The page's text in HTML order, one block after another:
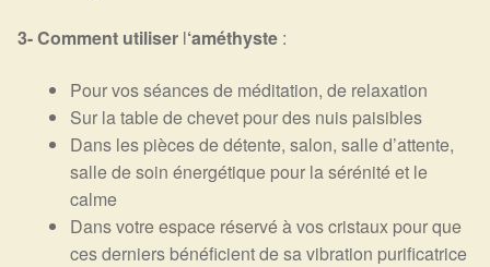
3- Comment utiliser l‘améthyste :
Pour vos séances de méditation, de relaxation
Sur la table de chevet pour des nuis paisibles
Dans les pièces de détente, salon, salle d’attente,
salle de soin énergétique pour la sérénité et le
calme
Dans votre espace réservé à vos cristaux pour que
ces derniers bénéficient de sa vibration purificatrice